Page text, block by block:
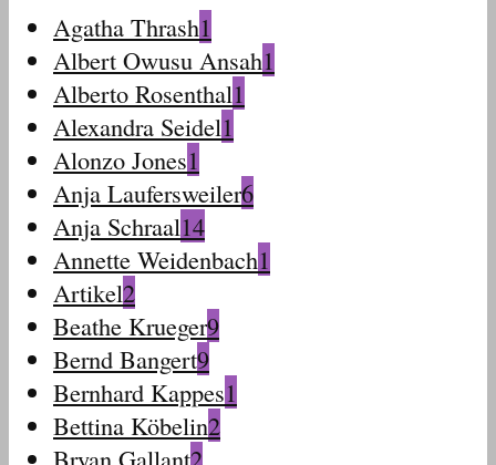
Agatha Thrash1
Albert Owusu Ansah1
Alberto Rosenthal1
Alexandra Seidel1
Alonzo Jones1
Anja Laufersweiler6
Anja Schraal14
Annette Weidenbach1
Artikel2
Beathe Krueger9
Bernd Bangert9
Bernhard Kappes1
Bettina Köbelin2